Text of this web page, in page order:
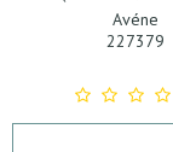
Avéne
227379